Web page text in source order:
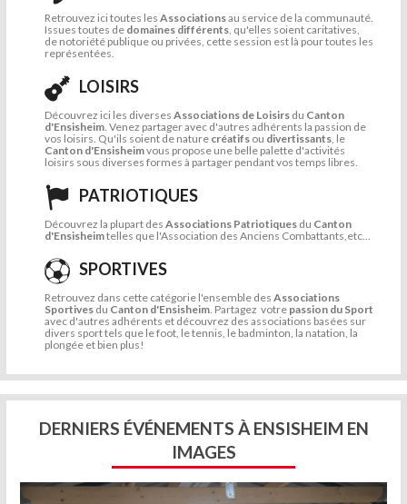
Retrouvez ici toutes les Associationsau service de la communauté.
Issues toutes de domaines différents , qu'elles soient caritatives,
de notoriété publique ou privées, cette session est là pour toutes les
représentées.
LOISIRS
Découvrez ici les diverses Associations de Loisirs du Canton
d'Ensisheim . Venez partager avec d'autres adhérents la passion de
vos loisirs. Qu'ils soient de nature créatifs ou divertissants , le
Canton d'Ensisheimvous propose une belle palette d'activités
loisirs sous diverses formes à partager pendant vos temps libres.
PATRIOTIQUES
Découvrez la plupart des Associations Patriotiques du Canton
d'Ensisheimtelles que l'Association des Anciens Combattants,etc...
SPORTIVES
Retrouvez dans cette catégorie l'ensemble des Associations
Sportives du Canton d'Ensisheim . Partagez votre passion du Sport
avec d'autres adhérents et découvrez des associations basées sur
divers sport tels que le foot, le tennis, le badminton, la natation, la
plongée et bien plus!
DERNIERS ÉVÉNEMENTS À ENSISHEIM EN
IMAGES